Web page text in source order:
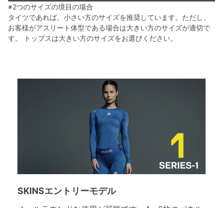
※2つのサイズの境目の場合
タイツであれば、小さい方のサイズを推奨しています。ただし、
お客様がアスリート体型である場合は大きい方のサイズが適切で
す。 トップスは大きい方のサイズをお選びください。
SKINSエントリーモデル